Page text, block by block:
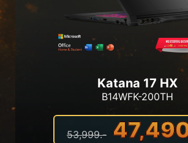
Katana 17 HX
B14WFK-200TH
53,999.-